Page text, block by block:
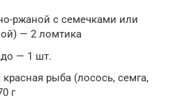
ржаной с семечками или
— 2 ломтика
— 1 шт.
рыба (лосось, семга,
г